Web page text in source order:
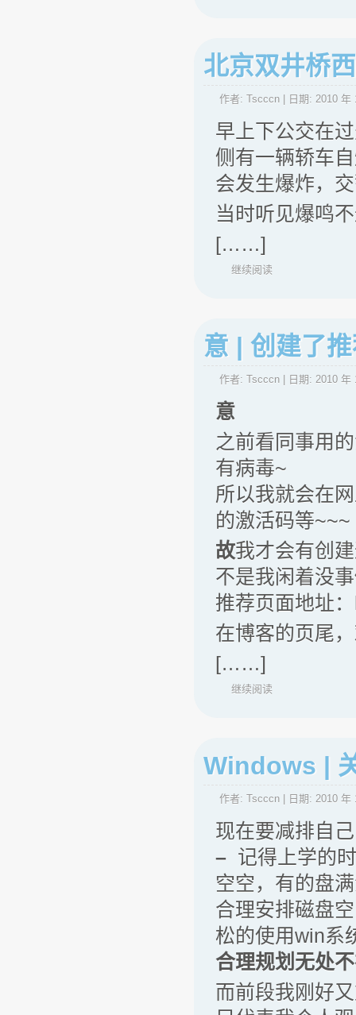
北京双井桥
作者: Tscccn | 日期: 2010 年
早上下公交在
侧有一辆轿车
会发生爆炸，
当时听见爆鸣
[……]
继续阅读
意 | 创建了
作者: Tscccn | 日期: 2010 年
意
之前看同事用
有病毒~
所以我就会在
的激活码等~~~
故我才会有创
不是我闲着没
推荐页面地址
在博客的页尾
[……]
继续阅读
Windows |
作者: Tscccn | 日期: 2010 年
现在要减排自
– 记得上学的
空空，有的盘
合理安排磁盘
松的使用win系
合理规划无处
而前段我刚好